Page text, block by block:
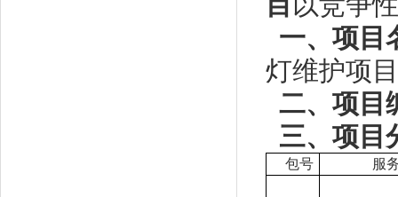
一、项目
灯维护项目
二、项目
三、项目
包号 服